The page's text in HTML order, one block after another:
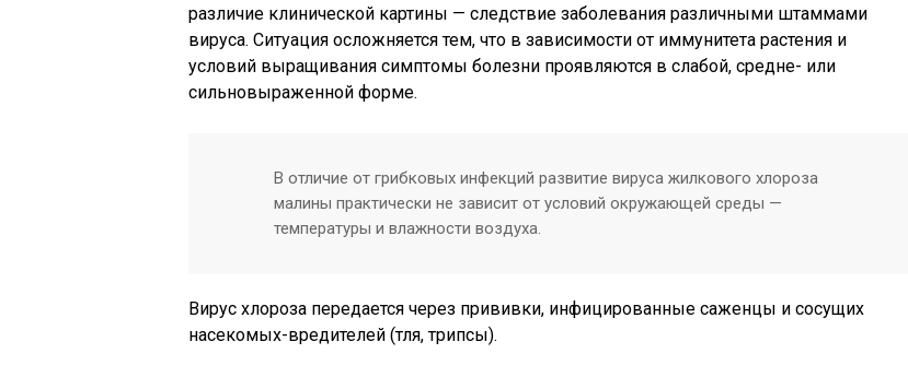
различие клинической картины — следствие заболевания различными штаммами
вируса. Ситуация осложняется тем, что в зависимости от иммунитета растения и
условий выращивания симптомы болезни проявляются в слабой, средне- или
сильновыраженной форме.
В отличие от грибковых инфекций развитие вируса жилкового хлороза
малины практически не зависит от условий окружающей среды —
температуры и влажности воздуха.
Вирус хлороза передается через прививки, инфицированные саженцы и сосущих
насекомых-вредителей (тля, трипсы).